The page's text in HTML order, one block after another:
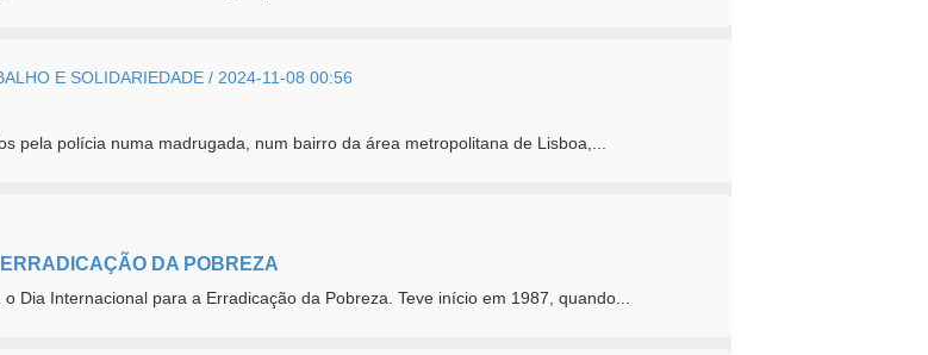
E SOLIDARIEDADE / 2024-11-08 00:56
pela polícia numa madrugada, num bairro da área metropolitana de Lisboa,...
DA POBREZA
Dia Internacional para a Erradicação da Pobreza. Teve início em 1987, quando...